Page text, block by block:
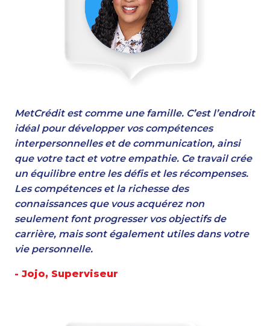
MetCrédit est comme une famille. C’est l’endroit
idéal pour développer vos compétences
interpersonnelles et de communication, ainsi
que votre tact et votre empathie. Ce travail crée
un équilibre entre les défis et les récompenses.
Les compétences et la richesse des
connaissances que vous acquérez non
seulement font progresser vos objectifs de
carrière, mais sont également utiles dans votre
vie personnelle.
- Jojo, Superviseur